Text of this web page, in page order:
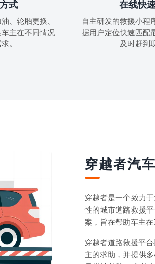
式
、轮胎更换、
主在不同情况
。
在线快
自主研发的救援小程
据用户定位快速匹配
及时赶到
穿越者汽
穿越者是一个致力
性的城市道路救援
案，旨在帮助车主
穿越者道路救援平
主的求助，并提供